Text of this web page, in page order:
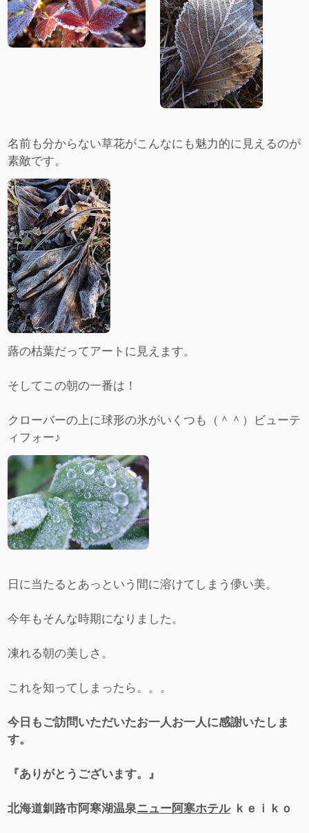
名前も分からない草花がこんなにも魅力的に見えるのが
素敵です。
蕗の枯葉だってアートに見えます。
そしてこの朝の一番は！
クローバーの上に球形の氷がいくつも（＾＾）ビューテ
ィフォー♪
日に当たるとあっという間に溶けてしまう儚い美。
今年もそんな時期になりました。
凍れる朝の美しさ。
これを知ってしまったら。。。
今日もご訪問いただいたお一人お一人に感謝いたしま
す。
『ありがとうございます。』
北海道釧路市阿寒湖温泉ニュー阿寒ホテルｋｅｉｋｏ